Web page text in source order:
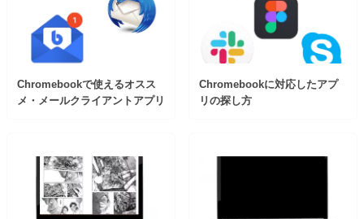
Chromebookで使えるオスス
メ・メールクライアントアプリ
Chromebookに対応したアプ
リの探し方